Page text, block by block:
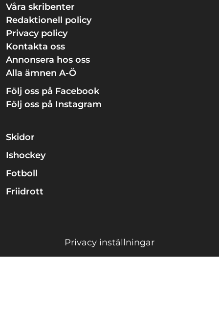
Våra skribenter
Redaktionell policy
Privacy policy
Kontakta oss
Annonsera hos oss
Alla ämnen A-Ö
Följ oss på Facebook
Följ oss på Instagram
Skidor
Ishockey
Fotboll
Friidrott
Privacy inställningar